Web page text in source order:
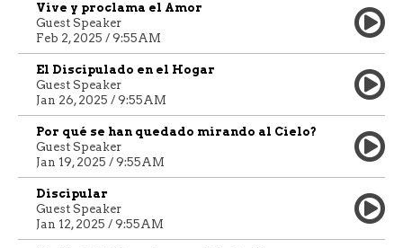
Vive y proclama el Amor
Guest Speaker
Feb 2, 2025 / 9:55AM
El Discipulado en el Hogar
Guest Speaker
Jan 26, 2025 / 9:55AM
Por qué se han quedado mirando al Cielo?
Guest Speaker
Jan 19, 2025 / 9:55AM
Discipular
Guest Speaker
Jan 12, 2025 / 9:55AM